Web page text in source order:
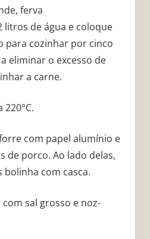
ferva
de água e coloque
para cozinhar por cinco
eliminar o excesso de
a carne.
com papel alumínio e
de porco. Ao lado delas,
bolinha com casca.
sal grosso e noz-